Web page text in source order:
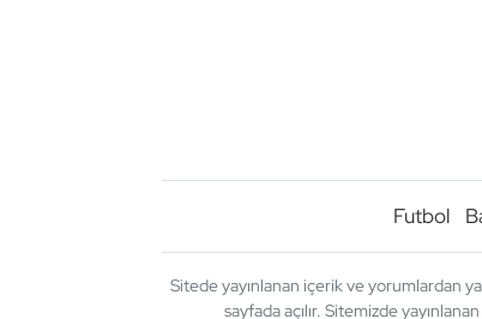
Futbol
Sitede yayınlanan içerik ve yorumlardan
sayfada açılır. Sitemizde